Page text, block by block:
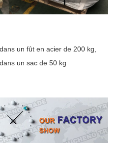
un fût en acier de 200 kg,
un sac de 50 kg